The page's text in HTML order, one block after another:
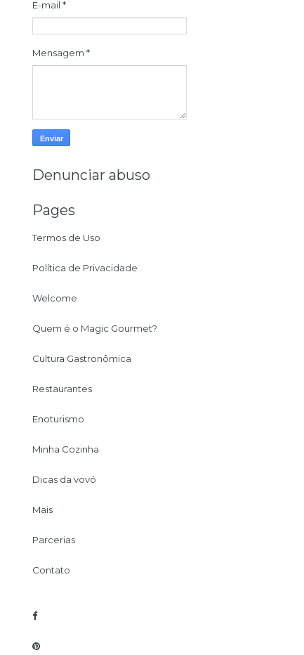
E-mail *
Mensagem *
Denunciar abuso
Pages
Termos de Uso
Política de Privacidade
Welcome
Quem é o Magic Gourmet?
Cultura Gastronômica
Restaurantes
Enoturismo
Minha Cozinha
Dicas da vovó
Mais
Parcerias
Contato